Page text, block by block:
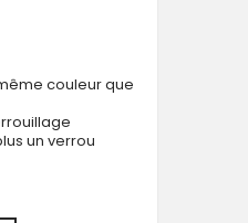
en aluminium
couleur que
un verrou